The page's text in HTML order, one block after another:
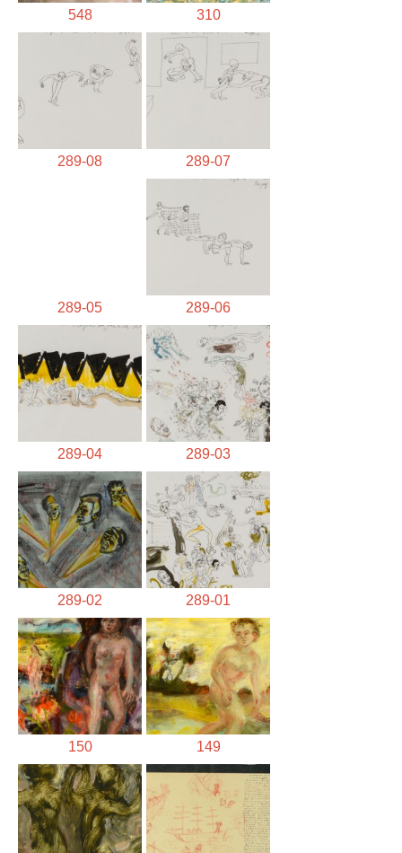
548 310
289-08 289-07
289-05 289-06
289-04 289-03
289-02 289-01
150 149